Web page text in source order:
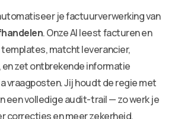
je factuurverwerking van
. Onze AI leest facturen en
matcht leverancier,
zet ontbrekende informatie
vraagposten. Jij houdt de regie met
een volledige audit-trail — zo werk je
correcties en meer zekerheid.